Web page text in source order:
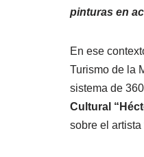
pinturas en
En ese
Turismo de la
sistema de
Cultural
sobre el